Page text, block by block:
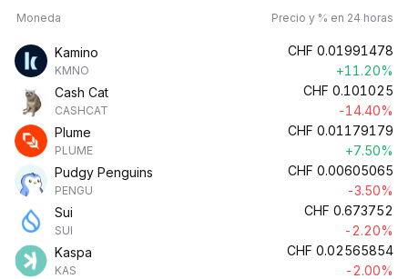
Moneda Precio y % en 24 horas
Kamino
KMNO
CHF 0.01991478
+11.20%
Cash Cat
CASHCAT
CHF 0.101025
-14.40%
Plume
PLUME
CHF 0.01179179
+7.50%
Pudgy Penguins
PENGU
CHF 0.00605065
-3.50%
Sui
SUI
CHF 0.673752
-2.20%
Kaspa
KAS
CHF 0.02565854
-2.00%